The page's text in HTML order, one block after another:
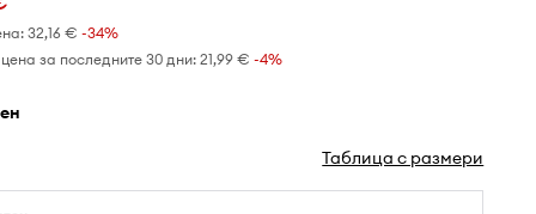
32,16 € -34%
за последните 30 дни: 21,99 € -4%
Таблица с размери